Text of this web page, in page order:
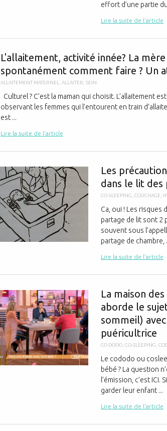
effort d’une partie
Lire la suite de l'article
L'allaitement, activité innée? La
spontanément comment faire ? Un
ALLAITEMENT MATERNEL ALLAITER SEIN
Culturel ? C’est la maman qui choisit. L’allaitement
observant les femmes qui l’entourent en train
est ...
Lire la suite de l'article
Les
dans le lit des
CO-SLEEPING COUCHAGE
Ca, oui ! Les risques
partage de lit sont 2
souvent sous
partage de chambre,
Lire la suite de l'article
La maison
aborde le
sommeil)
puéricultrice
CO DODO CO-SLEEPING
Le cododo ou
bébé ? La question
l’émission, c’est
garder leur enfant ...
Lire la suite de l'article